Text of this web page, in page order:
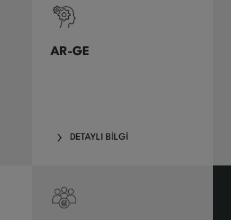
AR-GE
DETAYLI BİLGİ